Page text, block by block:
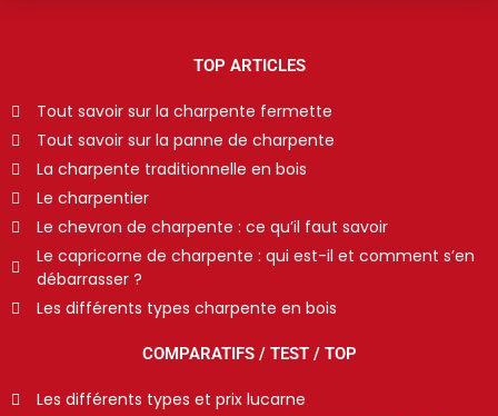
TOP ARTICLES
Tout savoir sur la charpente fermette
Tout savoir sur la panne de charpente
La charpente traditionnelle en bois
Le charpentier
Le chevron de charpente : ce qu’il faut savoir
Le capricorne de charpente : qui est-il et comment s’en
débarrasser ?
Les différents types charpente en bois
COMPARATIFS / TEST / TOP
Les différents types et prix lucarne